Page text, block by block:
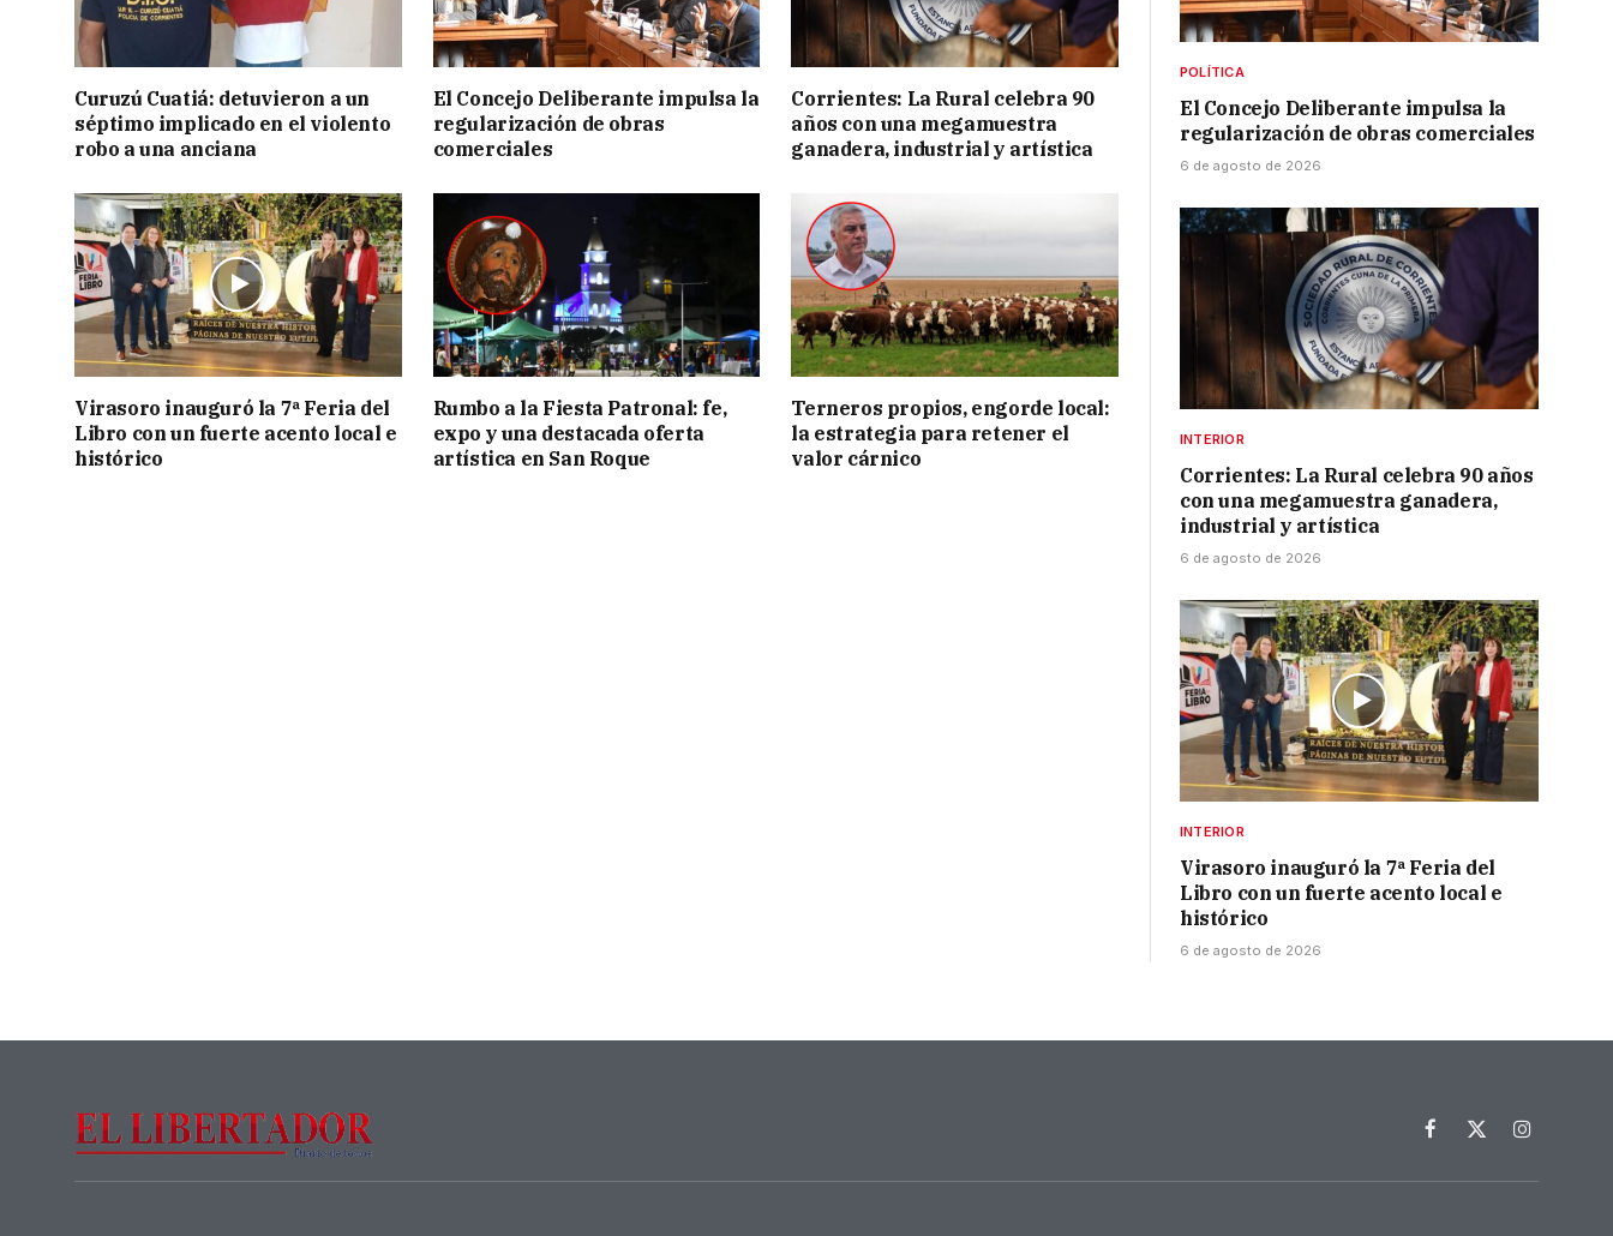
Curuzú Cuatiá: detuvieron a un
séptimo implicado en el violento
robo a una anciana
El Concejo Deliberante impulsa la
regularización de obras
comerciales
Corrientes: La Rural celebra 90
años con una megamuestra
ganadera, industrial y artística
Virasoro inauguró la 7ª Feria del
Libro con un fuerte acento local e
histórico
Rumbo a la Fiesta Patronal: fe,
expo y una destacada oferta
artística en San Roque
Terneros propios, engorde local:
la estrategia para retener el
valor cárnico
POLÍTICA
El Concejo Deliberante impulsa la
regularización de obras comerciales
6 de agosto de 2026
INTERIOR
Corrientes: La Rural celebra 90 años
con una megamuestra ganadera,
industrial y artística
6 de agosto de 2026
INTERIOR
Virasoro inauguró la 7ª Feria del
Libro con un fuerte acento local e
histórico
6 de agosto de 2026
Facebook
X
Instagram